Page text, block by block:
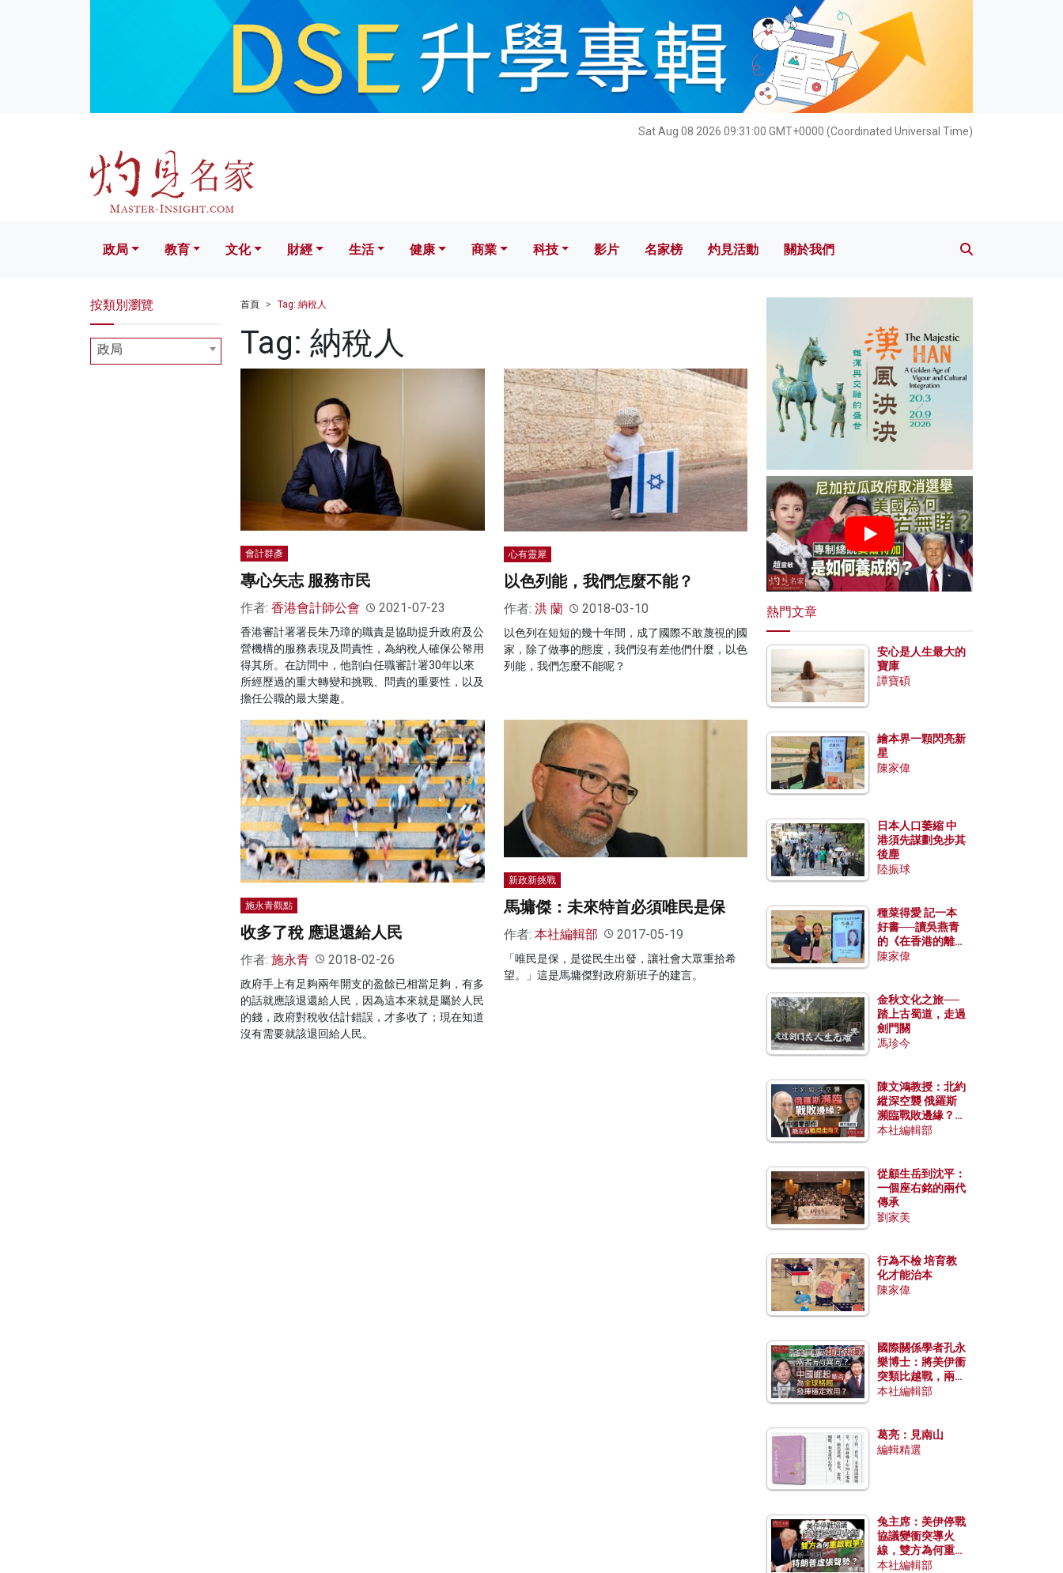
Sat Aug 08 2026 09:31:02 GMT+0000 (Coordinated Universal Time)
文化 財經 生活 健康 科技 影片 名家榜 灼見活動 關於我們
政局 教育 文化 財經 生活 健康 商業 科技 影片 名家榜 灼見活動 關於我們
首頁 Tag: 納稅人
Tag: 納稅人
會計群彥
專心矢志 服務市民
作者: 香港會計師公會 2021-07-23
香港審計署署長朱乃璋的職責是協助提升政府及公
營機構的服務表現及問責性，為納稅人確保公帑用
得其所。在訪問中，他剖白任職審計署30年以來
所經歷過的重大轉變和挑戰、問責的重要性，以及
擔任公職的最大樂趣。
心有靈犀
以色列能，我們怎麼不能？
作者: 洪 蘭 2018-03-10
以色列在短短的幾十年間，成了國際不敢蔑視的國
家，除了做事的態度，我們沒有差他們什麼，以色
列能，我們怎麼不能呢？
施永青觀點
收多了稅 應退還給人民
作者: 施永青 2018-02-26
政府手上有足夠兩年開支的盈餘已相當足夠，有多
的話就應該退還給人民，因為這本來就是屬於人民
的錢，政府對稅收估計錯誤，才多收了；現在知道
沒有需要就該退回給人民。
新政新挑戰
馬墉傑：未來特首必須唯民是保
作者: 本社編輯部 2017-05-19
「唯民是保，是從民生出發，讓社會大眾重拾希
望。」這是馬墉傑對政府新班子的建言。
按類別瀏覽
政局
熱門文章
安心是人生最大的
寶庫
譚寶碩
繪本界一顆閃亮新
星
陳家偉
日本人口萎縮 中
港須先謀劃免步其
後塵
陸振球
種菜得愛 記一本
好書──讀吳燕青
的《在香港的離島
種菜》
陳家偉
金秋文化之旅──
踏上古蜀道，走過
劍門關
馮珍今
陳文鴻教授：北約
縱深空襲 俄羅斯
瀕臨戰敗邊緣？中
國零部件能左右戰
本社編輯部
從顧生岳到沈平：
一個座右銘的兩代
傳承
劉家美
行為不檢 培育教
化才能治本
陳家偉
國際關係學者孔永
樂博士：將美伊衝
突類比越戰，兩者
有何異同？中國崛
本社編輯部
葛亮：見南山
編輯精選
兔主席：美伊停戰
協議變衝突導火
線，雙方為何重啟
戰爭？伊朗一早洞
本社編輯部